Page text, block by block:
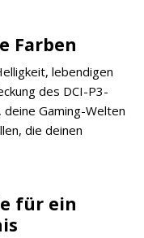
Farben
lebendigen
des DCI-P3-
Gaming-Welten
die deinen
für ein